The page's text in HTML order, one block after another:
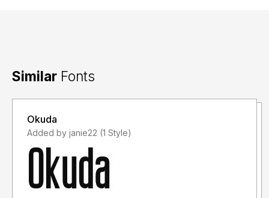
Similar Fonts
Okuda
Added by janie22 (1 Style)